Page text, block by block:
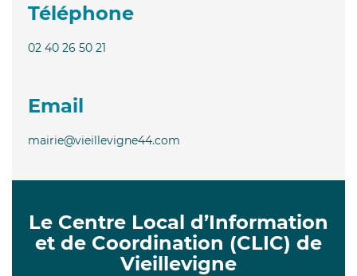
Téléphone
02 40 26 50 21
Email
mairie@vieillevigne44.com
Le Centre Local d’Information
et de Coordination (CLIC) de
Vieillevigne